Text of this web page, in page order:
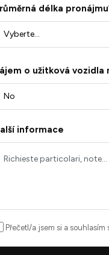
délka
o užitková vozidla
informace
Přečetl/a jsem si a souhlasím